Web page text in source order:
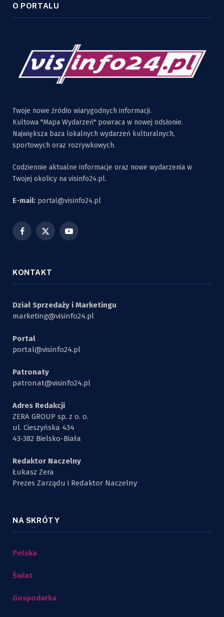
O PORTALU
Twoje nowe źródło wiarygodnych informacji.
Kultowa "Mapa Wydarzeń" powraca w nowej odsłonie.
Największa baza lokalnych wydarzeń kulturalnych,
sportowych oraz rozrywkowych.
Codziennie aktualne informacje oraz nowe wydarzenia w
Twojej okolicy na visinfo24.pl.
E-mail: portal@visinfo24.pl
Facebook
X
YouTube
KONTAKT
Dział Sprzedaży i Marketingu
marketing@visinfo24.pl
Portal
portal@visinfo24.pl
Patronaty
patronat@visinfo24.pl
Adres Redakcji
ZERA GROUP sp. z o. o.
ul. Cieszyńska 434
43-382 Bielsko-Biała
Redaktor Naczelny
Łukasz Zera
Prezes Zarządu i Redaktor Naczelny
NA SKRÓTY
Polska
Świat
Gospodarka